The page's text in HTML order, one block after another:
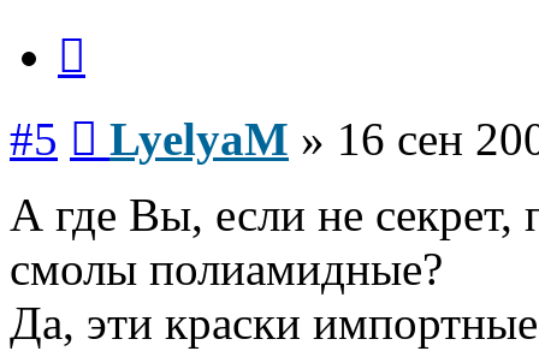
#5 LyelyaM » 16 сен
А где Вы, если не секрет,
смолы полиамидные?
Да, эти краски импортные